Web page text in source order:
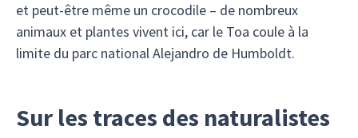
et peut-être même un crocodile – de nombreux
animaux et plantes vivent ici, car le Toa coule à la
limite du parc national Alejandro de Humboldt.
Sur les traces des naturalistes